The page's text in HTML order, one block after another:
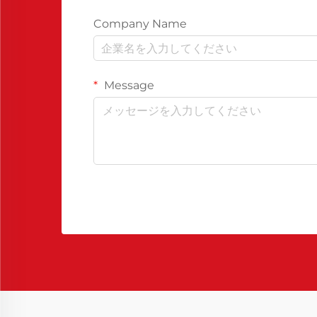
Company Name
Message